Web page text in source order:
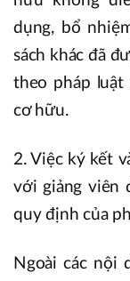
dụng, bổ
sách khác đã
theo pháp luật
cơ hữu.
2. Việc ký kết
với giảng viên
quy định của
Ngoài các nội